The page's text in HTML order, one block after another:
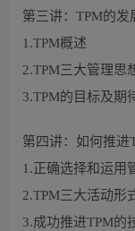
第三讲：TPM的发
1.TPM概述
2.TPM三大管理思
3.TPM的目标及期
第四讲：如何推进
1.正确选择和运用
2.TPM三大活动形
3.成功推进TPM的